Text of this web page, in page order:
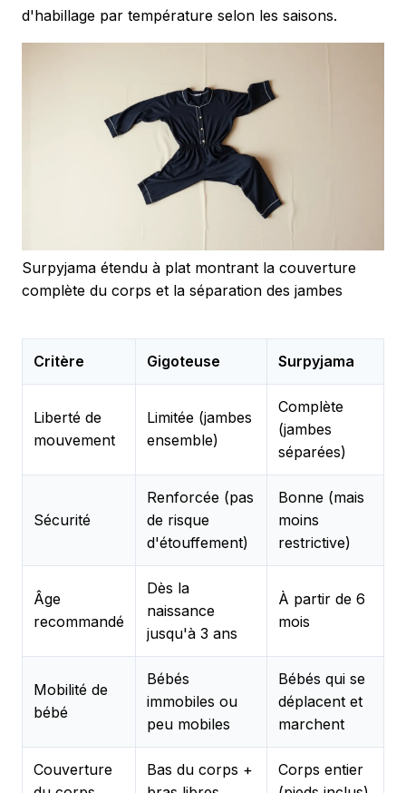
d'habillage par température selon les saisons.
Surpyjama étendu à plat montrant la couverture
complète du corps et la séparation des jambes
Critère Gigoteuse Surpyjama
Liberté de
mouvement
Limitée (jambes
ensemble)
Complète
(jambes
séparées)
Sécurité
Renforcée (pas
de risque
d'étouffement)
Bonne (mais
moins
restrictive)
Âge
recommandé
Dès la
naissance
jusqu'à 3 ans
À partir de 6
mois
Mobilité de
bébé
Bébés
immobiles ou
peu mobiles
Bébés qui se
déplacent et
marchent
Couverture
Bas du corps +
Corps entier